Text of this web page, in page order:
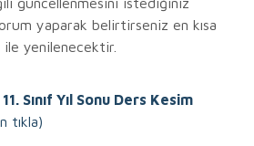
yaparak belirtirseniz en kısa
yenilenecektir.
Sınıf Yıl Sonu Ders Kesim
tıkla)